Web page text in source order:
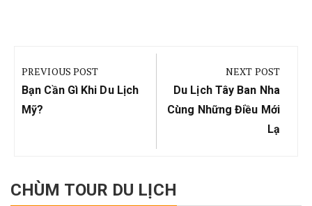
hướng
bài
viết
PREVIOUS POST
Previous
Post:
Bạn Cần Gì Khi Du Lịch
Mỹ?
NEXT POST
Next
Post:
Du Lịch Tây Ban Nha
Cùng Những Điều Mới
Lạ
CHÙM TOUR DU LỊCH